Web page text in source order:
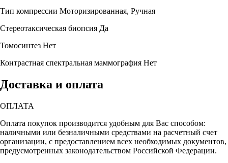
Тип компрессии Моторизированная, Ручная
Стереотаксическая биопсия Да
Томосинтез Нет
Контрастная спектральная маммография Нет
Доставка и оплата
ОПЛАТА
Оплата покупок производится удобным для Вас способом:
наличными или безналичными средствами на расчетный счет
организации, с предоставлением всех необходимых документов,
предусмотренных законодательством Российской Федерации.